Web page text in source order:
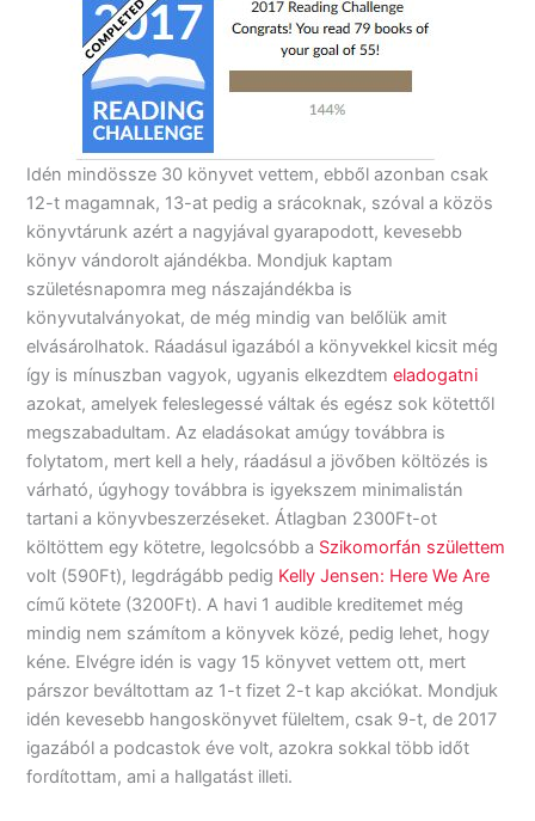
Idén mindössze 30 könyvet vettem, ebből azonban csak
12-t magamnak, 13-at pedig a srácoknak, szóval a közös
könyvtárunk azért a nagyjával gyarapodott, kevesebb
könyv vándorolt ajándékba. Mondjuk kaptam
születésnapomra meg nászajándékba is
könyvutalványokat, de még mindig van belőlük amit
elvásárolhatok. Ráadásul igazából a könyvekkel kicsit még
így is mínuszban vagyok, ugyanis elkezdtemeladogatni
azokat, amelyek feleslegessé váltak és egész sok kötettől
megszabadultam. Az eladásokat amúgy továbbra is
folytatom, mert kell a hely, ráadásul a jövőben költözés is
várható, úgyhogy továbbra is igyekszem minimalistán
tartani a könyvbeszerzéseket. Átlagban 2300Ft-ot
költöttem egy kötetre, legolcsóbb a Szikomorfán születtem
volt (590Ft), legdrágább pedig Kelly Jensen: Here We Are
című kötete (3200Ft). A havi 1 audible kreditemet még
mindig nem számítom a könyvek közé, pedig lehet, hogy
kéne. Elvégre idén is vagy 15 könyvet vettem ott, mert
párszor beváltottam az 1-t fizet 2-t kap akciókat. Mondjuk
idén kevesebb hangoskönyvet füleltem, csak 9-t, de 2017
igazából a podcastok éve volt, azokra sokkal több időt
fordítottam, ami a hallgatást illeti.